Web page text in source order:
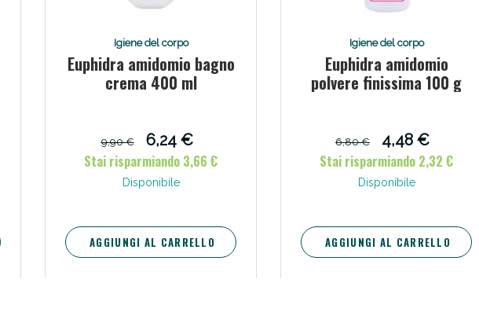
Igiene del corpo
Euphidra amidomio bagno
crema 400 ml
9,90 €
6,24 €
Stai risparmiando 3,66 €
Disponibile
AGGIUNGI AL CARRELLO
Igiene del corpo
Euphidra amidomio
polvere finissima 100 g
6,80 €
4,48 €
Stai risparmiando 2,32 €
Disponibile
AGGIUNGI AL CARRELLO
Vie Urinarie e Prostata: Sconti fino al 45% oggi!
Benessere Intestinale: Sconto fino al 55% valido oggi!